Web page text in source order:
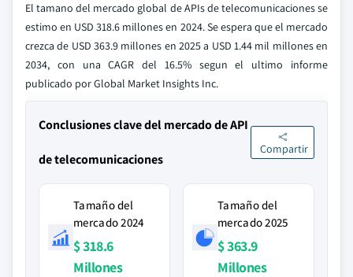
El tamano del mercado global de APIs de telecomunicaciones se
estimo en USD 318.6 millones en 2024. Se espera que el mercado
crezca de USD 363.9 millones en 2025 a USD 1.44 mil millones en
2034, con una CAGR del 16.5% segun el ultimo informe
publicado por Global Market Insights Inc.
Conclusiones clave del mercado de API
de telecomunicaciones
Compartir
Tamaño del
mercado 2024
$ 318.6
Millones
Tamaño del
mercado 2025
$ 363.9
Millones